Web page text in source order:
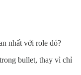
nhất với role đó?
bullet, thay vì chỉ